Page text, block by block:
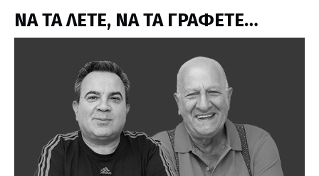
ΝΑ ΤΑ ΛΕΤΕ, ΝΑ ΤΑ ΓΡΑΦΕΤΕ…